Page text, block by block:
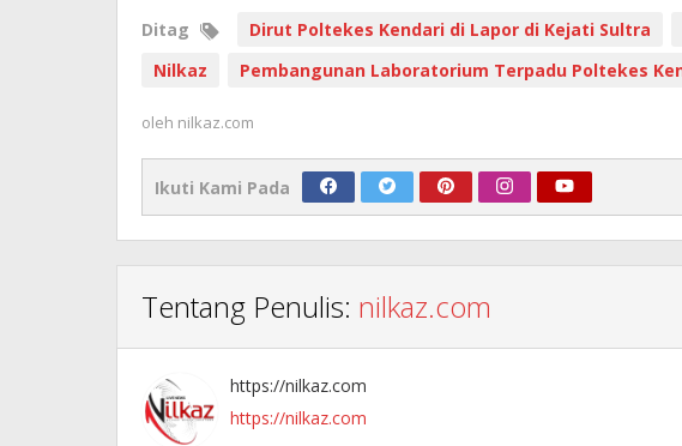
Ditag Dirut Poltekes Kendari di Lapor di Kejati Sultra
Nilkaz
Pembangunan Laboratorium Terpadu Poltekes
oleh nilkaz.com
Ikuti Kami Pada
Tentang Penulis: nilkaz.com
https://nilkaz.com
https://nilkaz.com